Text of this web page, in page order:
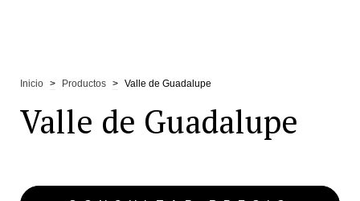
Inicio > Productos > Valle de Guadalupe
Valle de Guadalupe